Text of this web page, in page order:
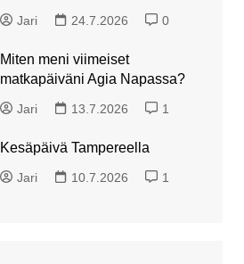
Jari 24.7.2026 0
Miten meni viimeiset
matkapäiväni Agia Napassa?
Jari 13.7.2026 1
Kesäpäivä Tampereella
Jari 10.7.2026 1